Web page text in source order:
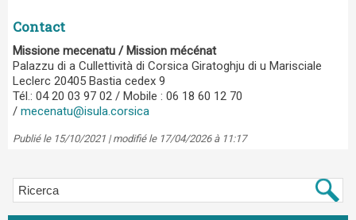
Contact
Missione mecenatu / Mission mécénat
Palazzu di a Cullettività di Corsica Giratoghju di u Marisciale
Leclerc 20405 Bastia cedex 9
Tél.: 04 20 03 97 02 / Mobile : 06 18 60 12 70
/ mecenatu@isula.corsica
Publié le 15/10/2021 | modifié le 17/04/2026 à 11:17